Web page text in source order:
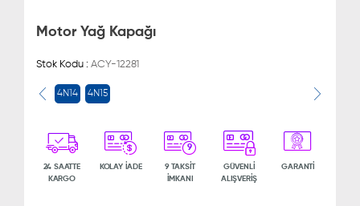
Motor Yağ Kapağı
Stok Kodu : ACY-12281
4N14 4N15
24 SAATTE
KARGO
KOLAY İADE
9
9 TAKSİT
İMKANI
GÜVENLİ
ALIŞVERİŞ
GARANTİ